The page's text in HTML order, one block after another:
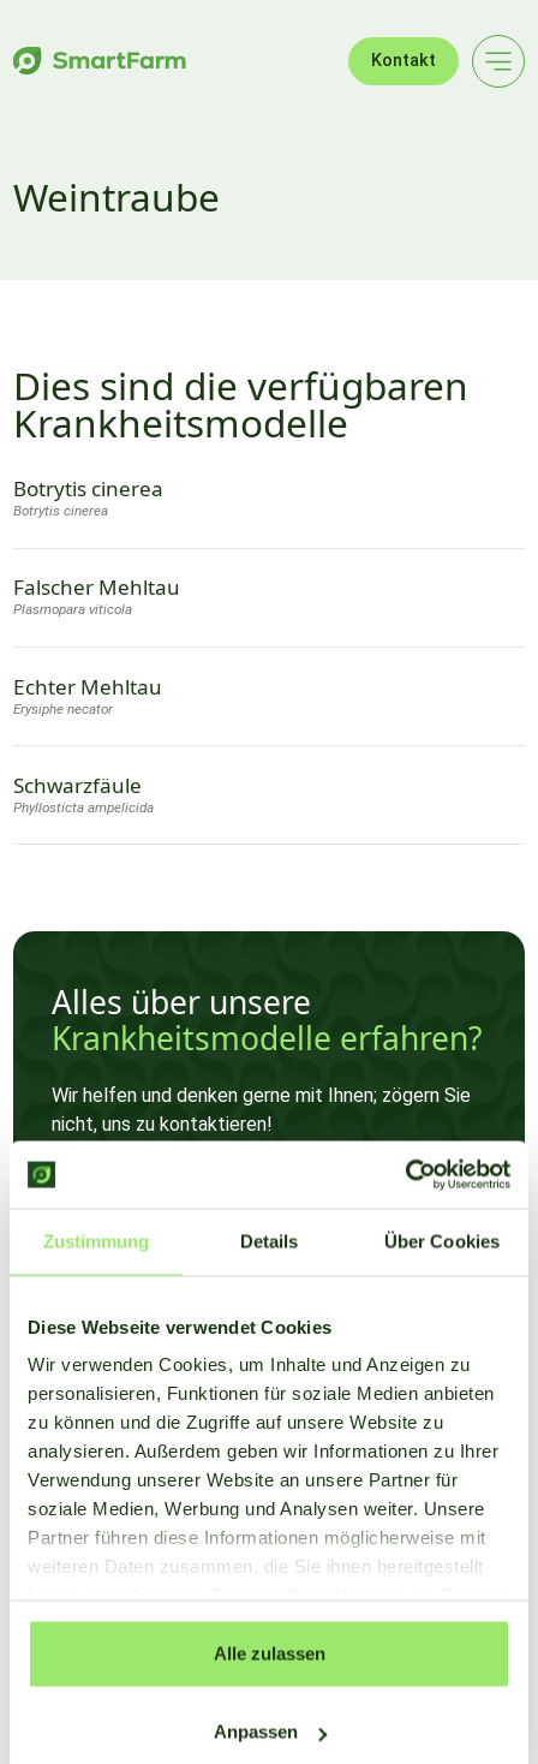
Zustimmung Details Über Cookies
Diese Webseite verwendet Cookies
Wir verwenden Cookies, um Inhalte und Anzeigen zu
personalisieren, Funktionen für soziale Medien anbieten
zu können und die Zugriffe auf unsere Website zu
analysieren. Außerdem geben wir Informationen zu Ihrer
Verwendung unserer Website an unsere Partner für
soziale Medien, Werbung und Analysen weiter. Unsere
Partner führen diese Informationen möglicherweise mit
weiteren Daten zusammen, die Sie ihnen bereitgestellt
gesammelt haben.
Alle zulassen
Anpassen
Kontakt
Weintraube
Dies sind die verfügbaren
Krankheitsmodelle
Botrytis cinerea
Botrytis cinerea
Falscher Mehltau
Plasmopara viticola
Echter Mehltau
Erysiphe necator
Schwarzfäule
Phyllosticta ampelicida
Alles über unsere
Krankheitsmodelle erfahren?
Wir helfen und denken gerne mit Ihnen; zögern Sie
nicht, uns zu kontaktieren!